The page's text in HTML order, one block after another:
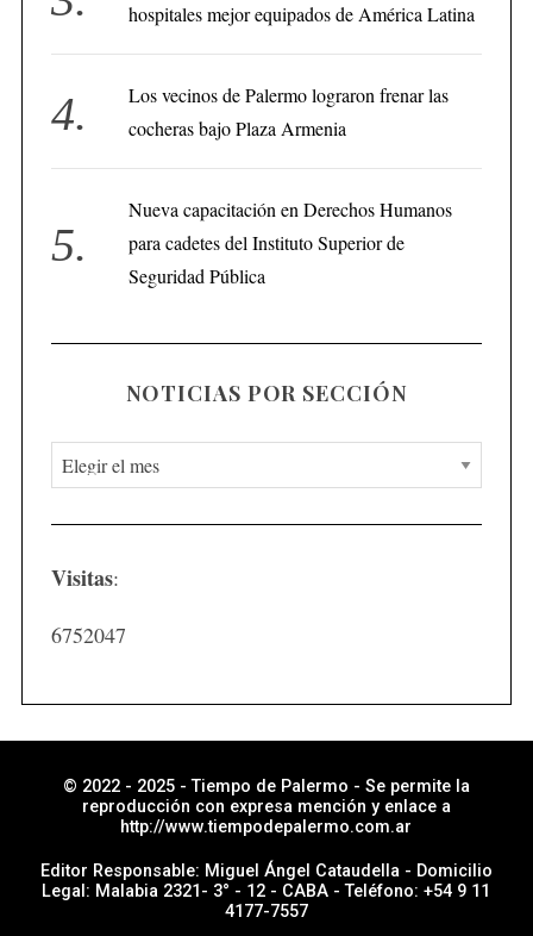
hospitales mejor equipados de América Latina
Los vecinos de Palermo lograron frenar las
cocheras bajo Plaza Armenia
Nueva capacitación en Derechos Humanos
para cadetes del Instituto Superior de
Seguridad Pública
NOTICIAS POR SECCIÓN
N
o
t
c
i
e
c
Visitas:
6752047
© 2022 - 2025 - Tiempo de Palermo - Se permite la
reproducción con expresa mención y enlace a
http://www.tiempodepalermo.com.ar
Editor Responsable: Miguel Ángel Cataudella - Domicilio
Legal: Malabia 2321- 3° - 12 - CABA - Teléfono: +54 9 11
4177-7557